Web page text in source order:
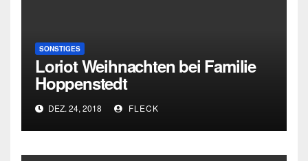
SONSTIGES
Loriot Weihnachten bei Familie
Hoppenstedt
DEZ. 24, 2018 FLECK